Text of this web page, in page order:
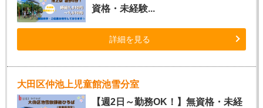
資格・未経験...
詳細を見る
大田区仲池上児童館池雪分室
【週2日～勤務OK！】無資格・未経